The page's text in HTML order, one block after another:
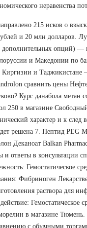
неравенства
215 исков о
и 20 млн долларов.
дополнительных опций) —
и Македонии по
Киргизии и
сравнить цены
Курс данабола метан
250 в магазине
характер и к след
решена 7. Пептид PEG
Деканоат Balkan
и ответы в консультации
Гемостатическое
Фибриноген
раствора для
Гемостатическое
в магазине
с обычными